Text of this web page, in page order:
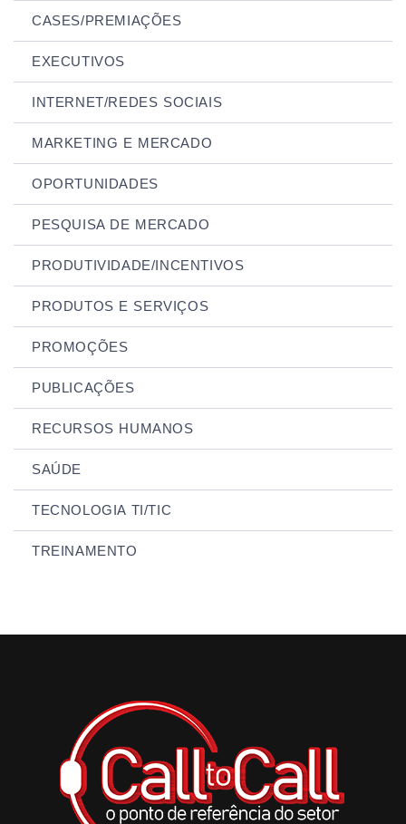
CASES/PREMIAÇÕES
EXECUTIVOS
INTERNET/REDES SOCIAIS
MARKETING E MERCADO
OPORTUNIDADES
PESQUISA DE MERCADO
PRODUTIVIDADE/INCENTIVOS
PRODUTOS E SERVIÇOS
PROMOÇÕES
PUBLICAÇÕES
RECURSOS HUMANOS
SAÚDE
TECNOLOGIA TI/TIC
TREINAMENTO